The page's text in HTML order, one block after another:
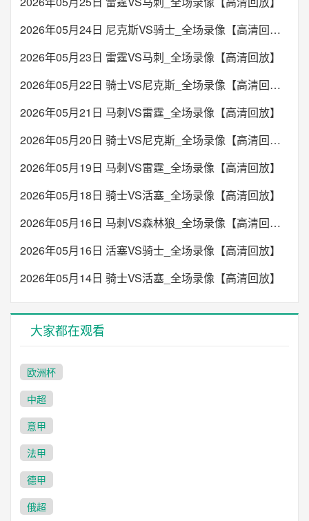
2026年05月24日 尼克斯VS骑士_全场录像【高清回放】
2026年05月23日 雷霆VS马刺_全场录像【高清回放】
2026年05月22日 骑士VS尼克斯_全场录像【高清回放】
2026年05月21日 马刺VS雷霆_全场录像【高清回放】
2026年05月20日 骑士VS尼克斯_全场录像【高清回放】
2026年05月19日 马刺VS雷霆_全场录像【高清回放】
2026年05月18日 骑士VS活塞_全场录像【高清回放】
2026年05月16日 马刺VS森林狼_全场录像【高清回放】
2026年05月16日 活塞VS骑士_全场录像【高清回放】
2026年05月14日 骑士VS活塞_全场录像【高清回放】
大家都在观看
欧洲杯
中超
意甲
法甲
德甲
俄超